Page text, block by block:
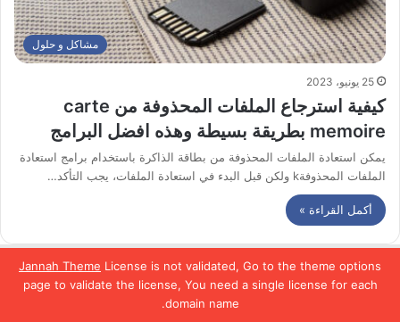
Jannah Theme License is not validated, Go to the theme options
page to validate the license, You need a single license for each
domain name.
مشاكل و حلول
25 يونيو، 2023
كيفية استرجاع الملفات المحذوفة من carte
memoire بطريقة بسيطة وهذه افضل البرامج
يمكن استعادة الملفات المحذوفة من بطاقة الذاكرة باستخدام برامج استعادة
الملفات المحذوفةk ولكن قبل البدء في استعادة الملفات، يجب التأكد…
أكمل القراءة »